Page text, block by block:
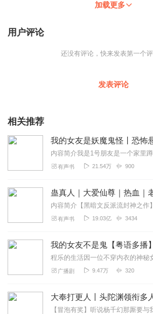
加载更多
用户评论
还没有评论，快来发表第一个评
发表评论
相关推荐
有声书 21.54万 900
有声书 19.03亿 3434
广播剧 9.47万 320